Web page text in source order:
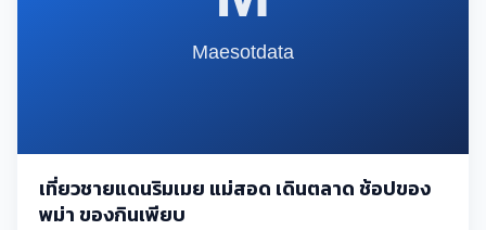
เที่ยวชายแดนริมเมย แม่สอด เดินตลาด ช้อปของ
พม่า ของกินเพียบ